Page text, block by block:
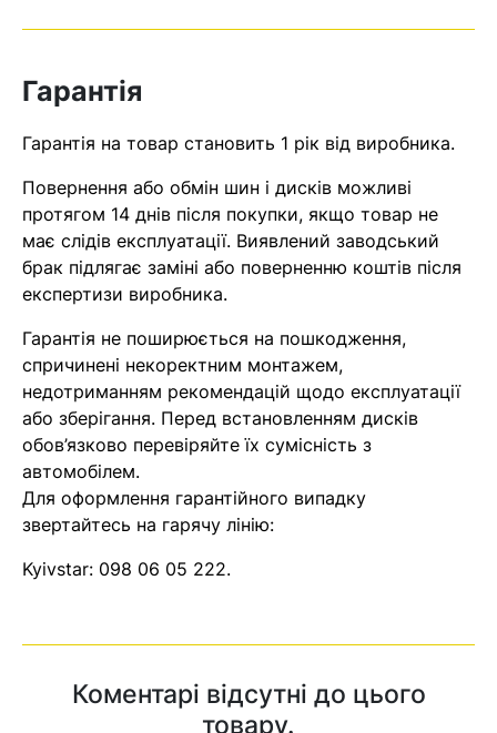
Помилка:Contact form не
Гарантія
Гарантія на товар становить 1 рік від виробника.
Повернення або обмін шин і дисків можливі
протягом 14 днів після покупки, якщо товар не
має слідів експлуатації. Виявлений заводський
брак підлягає заміні або поверненню коштів після
експертизи виробника.
Гарантія не поширюється на пошкодження,
спричинені некоректним монтажем,
недотриманням рекомендацій щодо експлуатації
або зберігання. Перед встановленням дисків
обов’язково перевіряйте їх сумісність з
автомобілем.
Для оформлення гарантійного випадку
звертайтесь на гарячу лінію:
Kyivstar: 098 06 05 222.
Коментарі відсутні до цього
товару.